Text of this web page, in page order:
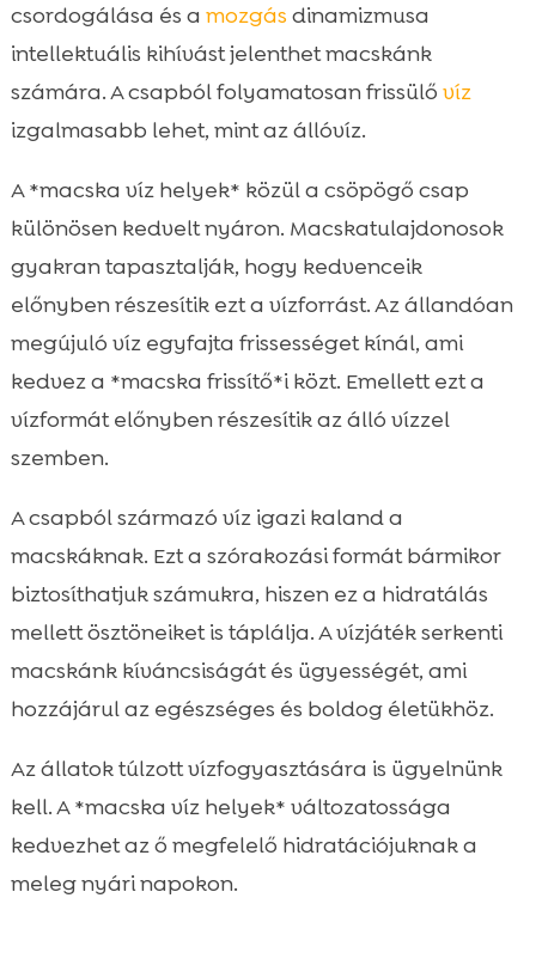
csordogálása és a mozgás dinamizmusa
intellektuális kihívást jelenthet macskánk
számára. A csapból folyamatosan frissülő víz
izgalmasabb lehet, mint az állóvíz.
A *macska víz helyek* közül a csöpögő csap
különösen kedvelt nyáron. Macskatulajdonosok
gyakran tapasztalják, hogy kedvenceik
előnyben részesítik ezt a vízforrást. Az állandóan
megújuló víz egyfajta frissességet kínál, ami
kedvez a *macska frissítő*i közt. Emellett ezt a
vízformát előnyben részesítik az álló vízzel
szemben.
A csapból származó víz igazi kaland a
macskáknak. Ezt a szórakozási formát bármikor
biztosíthatjuk számukra, hiszen ez a hidratálás
mellett ösztöneiket is táplálja. A vízjáték serkenti
macskánk kíváncsiságát és ügyességét, ami
hozzájárul az egészséges és boldog életükhöz.
Az állatok túlzott vízfogyasztására is ügyelnünk
kell. A *macska víz helyek* változatossága
kedvezhet az ő megfelelő hidratációjuknak a
meleg nyári napokon.